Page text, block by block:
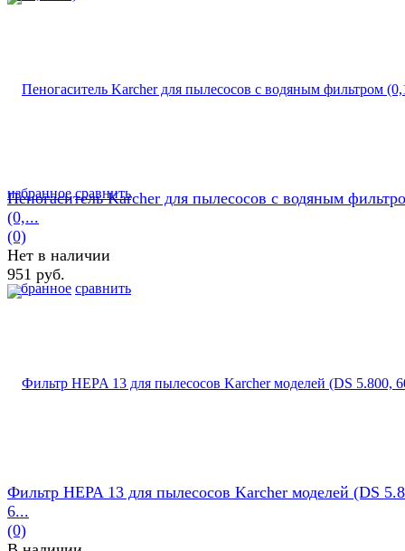
избранное сравнить
избранное сравнить
Пеногаситель Karcher для пылесосов с водяным
(0,...
(0)
Нет в наличии
951 руб.
Фильтр HEPA 13 для пылесосов Karcher моделей (DS
6...
(0)